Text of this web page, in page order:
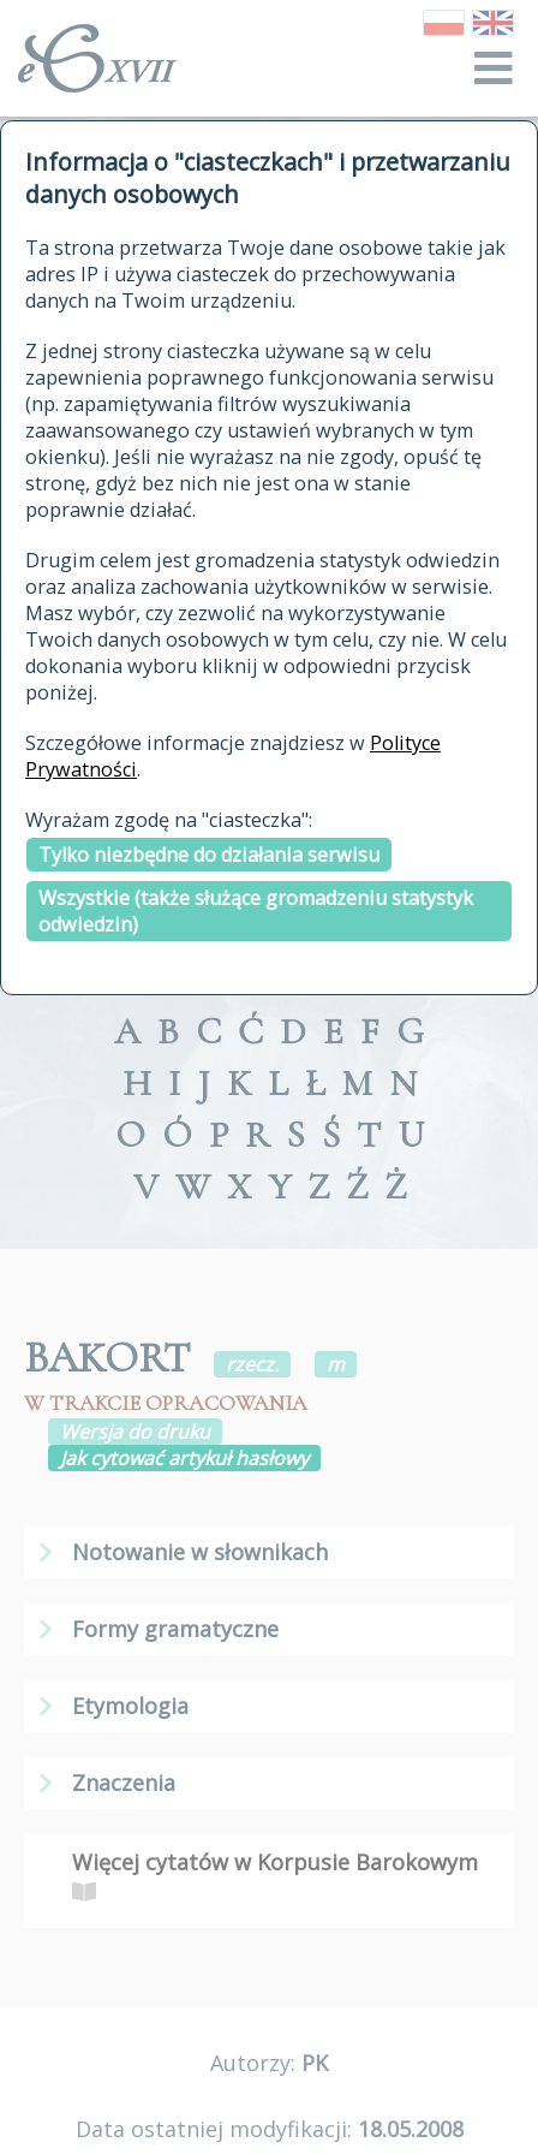
Informacja o "ciasteczkach" i przetwarzaniu
danych osobowych
Ta strona przetwarza Twoje dane osobowe takie jak
adres IP i używa ciasteczek do przechowywania
danych na Twoim urządzeniu.
Z jednej strony ciasteczka używane są w celu
zapewnienia poprawnego funkcjonowania serwisu
(np. zapamiętywania filtrów wyszukiwania
zaawansowanego czy ustawień wybranych w tym
okienku). Jeśli nie wyrażasz na nie zgody, opuść tę
stronę, gdyż bez nich nie jest ona w stanie
poprawnie działać.
Drugim celem jest gromadzenia statystyk odwiedzin
oraz analiza zachowania użytkowników w serwisie.
Masz wybór, czy zezwolić na wykorzystywanie
Twoich danych osobowych w tym celu, czy nie. W celu
dokonania wyboru kliknij w odpowiedni przycisk
poniżej.
Szczegółowe informacje znajdziesz w Polityce
Prywatności.
Wyrażam zgodę na "ciasteczka":
Tylko niezbędne do działania serwisu
Wszystkie (także służące gromadzeniu statystyk
odwiedzin)
autorzy Słownika
historia
publikacje
źródła
autorzy tekstów źródłowych
zasady opracowania
statystyki
najnowsze hasła
ostatnio zmodyfikowane hasła
materiały archiwalne
cytowanie
kontakt
kwerendy
jak cytować Słownik
ELEKTRONICZNY SŁOWNIK
JĘZYKA POLSKIEGO
XVII I XVIII WIEKU
znajdź hasła
zaczynające się od
indeksie
a fronte
a tergo
A B C Ć D E F G
H I J K L Ł M N
O Ó P R S Ś T U
V W X Y Z Ź Ż
BAKORT rzecz.
m
W TRAKCIE OPRACOWANIA
Wersja do druku
Jak cytować artykuł hasłowy
Notowanie w słownikach
Formy gramatyczne
Etymologia
Znaczenia
Więcej cytatów w Korpusie Barokowym
Autorzy: PK
Data ostatniej modyfikacji: 18.05.2008